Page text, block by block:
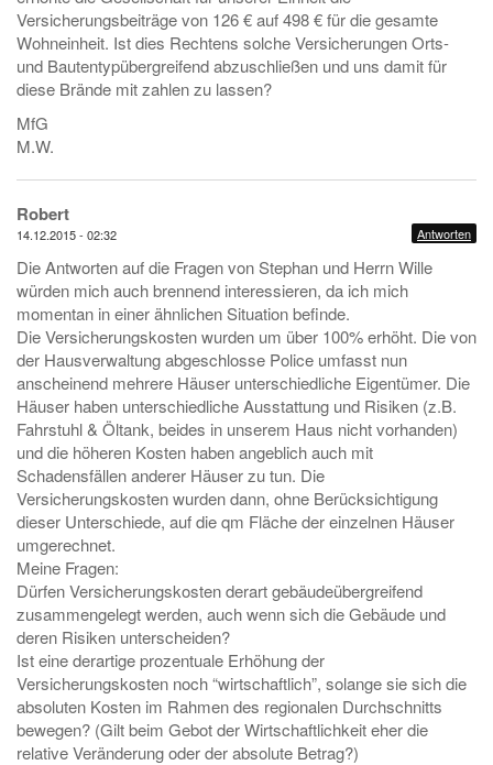
Versicherungsbeiträge von 126 € auf 498 € für die gesamte
Wohneinheit. Ist dies Rechtens solche Versicherungen Orts-
und Bautentypübergreifend abzuschließen und uns damit für
diese Brände mit zahlen zu lassen?
MfG
M.W.
Robert
14.12.2015 - 02:32 Antworten
Die Antworten auf die Fragen von Stephan und Herrn Wille
würden mich auch brennend interessieren, da ich mich
momentan in einer ähnlichen Situation befinde.
Die Versicherungskosten wurden um über 100% erhöht. Die von
der Hausverwaltung abgeschlosse Police umfasst nun
anscheinend mehrere Häuser unterschiedliche Eigentümer. Die
Häuser haben unterschiedliche Ausstattung und Risiken (z.B.
Fahrstuhl & Öltank, beides in unserem Haus nicht vorhanden)
und die höheren Kosten haben angeblich auch mit
Schadensfällen anderer Häuser zu tun. Die
Versicherungskosten wurden dann, ohne Berücksichtigung
dieser Unterschiede, auf die qm Fläche der einzelnen Häuser
umgerechnet.
Meine Fragen:
Dürfen Versicherungskosten derart gebäudeübergreifend
zusammengelegt werden, auch wenn sich die Gebäude und
deren Risiken unterscheiden?
Ist eine derartige prozentuale Erhöhung der
Versicherungskosten noch “wirtschaftlich”, solange sie sich die
absoluten Kosten im Rahmen des regionalen Durchschnitts
bewegen? (Gilt beim Gebot der Wirtschaftlichkeit eher die
relative Veränderung oder der absolute Betrag?)